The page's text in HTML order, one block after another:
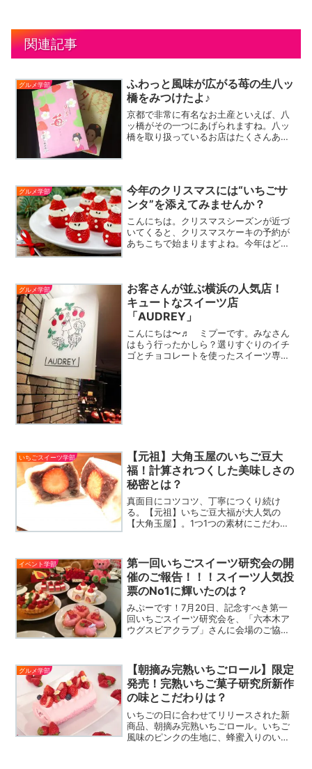
関連記事
グルメ学部
ふわっと風味が広がる苺の生八ッ
橋をみつけたよ♪
京都で非常に有名なお土産といえば、八
ッ橋がその一つにあげられますね。八ッ
橋を取り扱っているお店はたくさんあり
グルメ学部
今年のクリスマスには“いちごサ
ンタ”を添えてみませんか？
こんにちは。クリスマスシーズンが近づ
いてくると、クリスマスケーキの予約が
あちこちで始まりますよね。今年はどこ
り方はとっても簡単！...
グルメ学部
お客さんが並ぶ横浜の人気店！
キュートなスイーツ店
「AUDREY」
こんにちは〜♬ ミプーです。みなさん
はもう行ったかしら？選りすぐりのイチ
ゴとチョコレートを使ったスイーツ専門
いちごスイーツ学部
【元祖】大角玉屋のいちご豆大
福！計算されつくした美味しさの
秘密とは？
真面目にコツコツ、丁寧につくり続け
る。【元祖】いちご豆大福が大人気の
【大角玉屋】。1つ1つの素材にこだわ
さの秘密について、三代目の大角和平さ
んに伺いました。
イベント学部
第一回いちごスイーツ研究会の開
催のご報告！！！スイーツ人気投
票のNo1に輝いたのは？
みぷーです！7月20日、記念すべき第一
回いちごスイーツ研究会を、「六本木ア
ウグスビアクラブ」さんに会場のご協力
100%！第一回目の開催ゆえ、どんな会な
の？ということが分から...
グルメ学部
【朝摘み完熟いちごロール】限定
発売！完熟いちご菓子研究所新作
の味とこだわりは？
いちごの日に合わせてリリースされた新
商品、朝摘み完熟いちごロール。いちご
風味のピンクの生地に、蜂蜜入りのいち